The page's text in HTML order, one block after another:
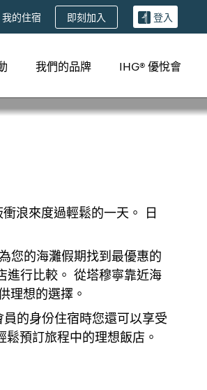
我的住宿 即刻加入 登入
我們的品牌 IHG® 優悅會
浪來度過輕鬆的一天。 日
您的海灘假期找到最優惠的
進行比較。 從塔穆寧靠近海
理想的選擇。
員的身份住宿時您還可以享受
預訂旅程中的理想飯店。